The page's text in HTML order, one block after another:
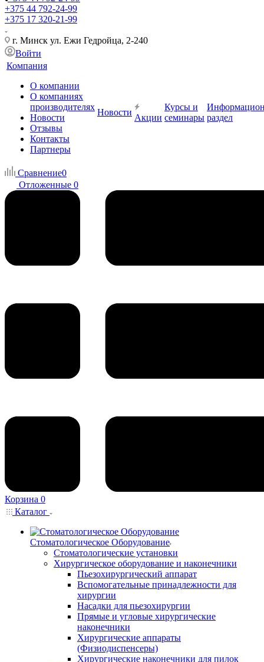
+375 44 792-24-99
+375 17 320-21-99
г. Минск ул. Ежи Гедройца, 2-240
Войти
Компания
О компании
О компаниях
производителях
Новости
Отзывы
Контакты
Партнеры
Новости
Акции
Курсы и
семинары раздел
Сравнение0
Отложенные 0
Корзина 0
Каталог
Стоматологическое Оборудование
Стоматологические установки
Хирургическое оборудование и наконечники
Пьезохирургический аппарат
Вспомогательные принадлежности для
хирургии
Насадки для пьезохирургии
Прямые и угловые хирургические
наконечники
Хирургические аппараты
(Физиодиспенсеры)
Хирургические наконечники для пилок